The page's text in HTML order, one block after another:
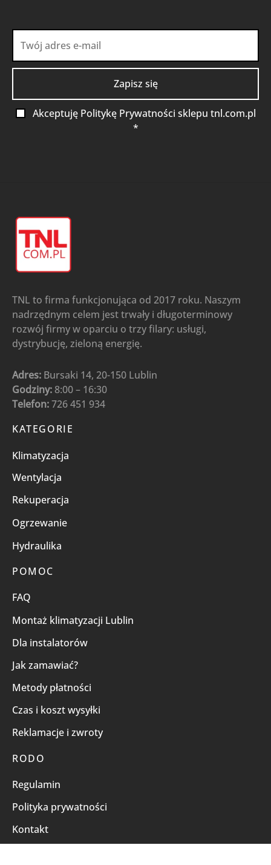
Akceptuję Politykę Prywatności sklepu tnl.com.pl
*
TNL to firma funkcjonująca od 2017 roku. Naszym
nadrzędnym celem jest trwały i długoterminowy
rozwój firmy w oparciu o trzy filary: usługi,
dystrybucję, zieloną energię.
Adres: Bursaki 14, 20-150 Lublin
Godziny: 8:00 – 16:30
Telefon:726 451 934
KATEGORIE
Klimatyzacja
Wentylacja
Rekuperacja
Ogrzewanie
Hydraulika
POMOC
FAQ
Montaż klimatyzacji Lublin
Dla instalatorów
Jak zamawiać?
Metody płatności
Czas i koszt wysyłki
Reklamacje i zwroty
RODO
Regulamin
Polityka prywatności
Kontakt